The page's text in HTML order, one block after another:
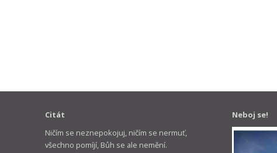
Citát
Ničím se neznepokojuj, ničím se nermuť,
všechno pomíjí, Bůh se ale nemění.
Neboj se!